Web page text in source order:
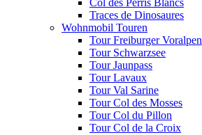
Col des Perris Blancs
Traces de Dinosaures
Wohnmobil Touren
Tour Freiburger Voralpen
Tour Schwarzsee
Tour Jaunpass
Tour Lavaux
Tour Val Sarine
Tour Col des Mosses
Tour Col du Pillon
Tour Col de la Croix